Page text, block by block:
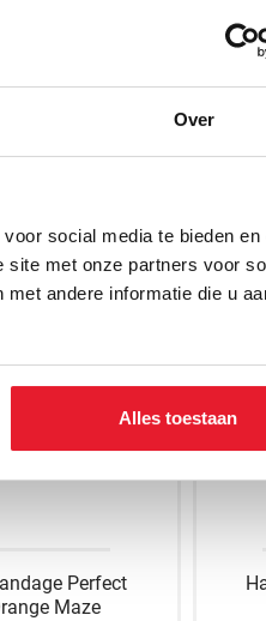
Over
social media te bieden en
site met onze partners voor
andere informatie die u
Alles toestaan
Perfect
Maze